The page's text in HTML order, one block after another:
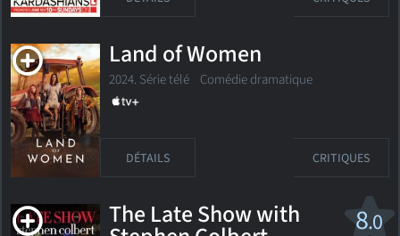
Land of Women
2024. Série télé Comédie dramatique
DÉTAILS CRITIQUES
8.0
The Late Show with